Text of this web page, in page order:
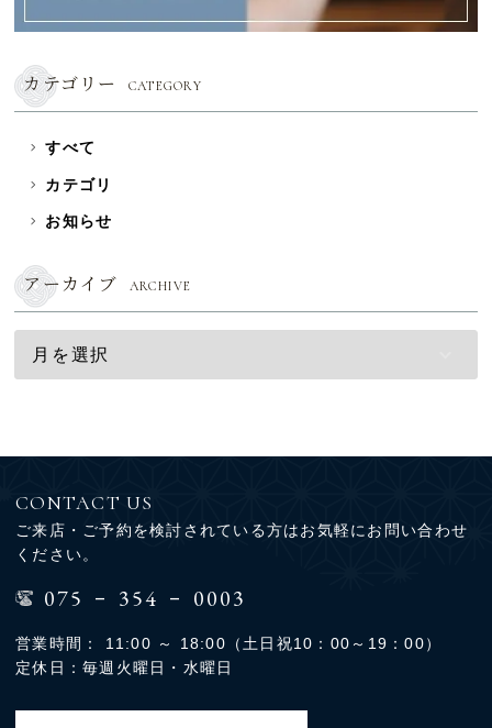
カテゴリー CATEGORY
すべて
カテゴリ
お知らせ
アーカイブ ARCHIVE
CONTACT US
ご来店・ご予約を検討されている方はお気軽にお問い合わせ
ください。
075 - 354 - 0003
営業時間： 11:00 ～ 18:00（土日祝10：00～19：00）
定休日：毎週火曜日・水曜日